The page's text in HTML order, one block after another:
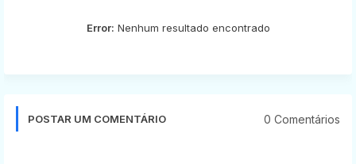
Error: Nenhum resultado encontrado
POSTAR UM COMENTÁRIO 0 Comentários